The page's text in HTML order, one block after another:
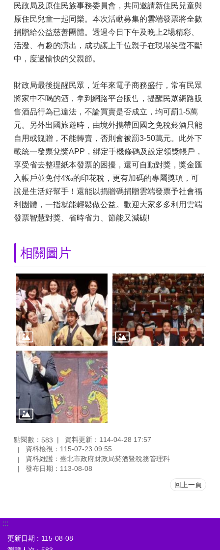
民政局及原住民族事務委員會，共同邀請新住民兒童與
原住民兒童一起同樂。本次活動募集的雲端發票將全數
捐贈給公益慈善團體。透過今日下午及晚上2場精彩、
活潑、有趣的演出，成功讓上千位親子在現場笑聲不斷
中，度過愉快的父親節。
財政局最後提醒民眾，近年來電子商務盛行，常有民眾
將家中不喝的酒，拿到網路平台販售，提醒民眾網路販
售酒品行為已違法，不論買賣是否成立，均可罰1-5萬
元。另外出國旅遊時，由境外攜帶回國之免稅菸酒只能
自用或餽贈，不能轉賣，否則會被罰3-50萬元。此外下
載統一發票兌獎APP，綁定手機條碼及設定領獎帳戶，
享受省去整理紙本發票的困擾，還可自動對獎，獎金匯
入帳戶並免付4‰的印花稅，更有加碼的專屬獎項，可
說是生活好幫手！還能以捐贈碼捐贈雲端發票予社會福
利團體，一指就能輕鬆做公益。歡迎大家多多利用雲端
發票智慧對獎、省時省力、節能又減碳!
相關圖片
點閱數： 583
資料更新：114-04-28 17:57
資料檢視：115-07-23 09:55
資料維護：臺北市政府財政局菸酒暨稅務管理科
發布日期：113-08-08
回上一頁
:::
更新日期
115-08-08